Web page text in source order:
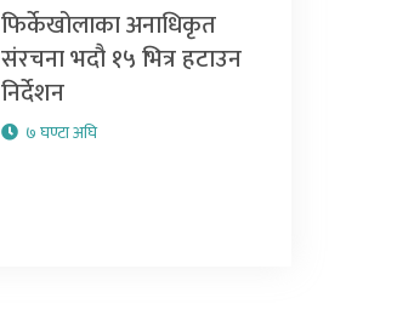
फिर्केखोलाका अनाधिकृत
संरचना भदौ १५ भित्र हटाउन
निर्देशन
७ घण्टा अघि